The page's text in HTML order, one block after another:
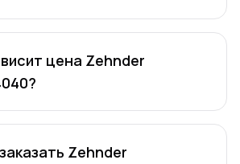
цена Zehnder
Zehnder